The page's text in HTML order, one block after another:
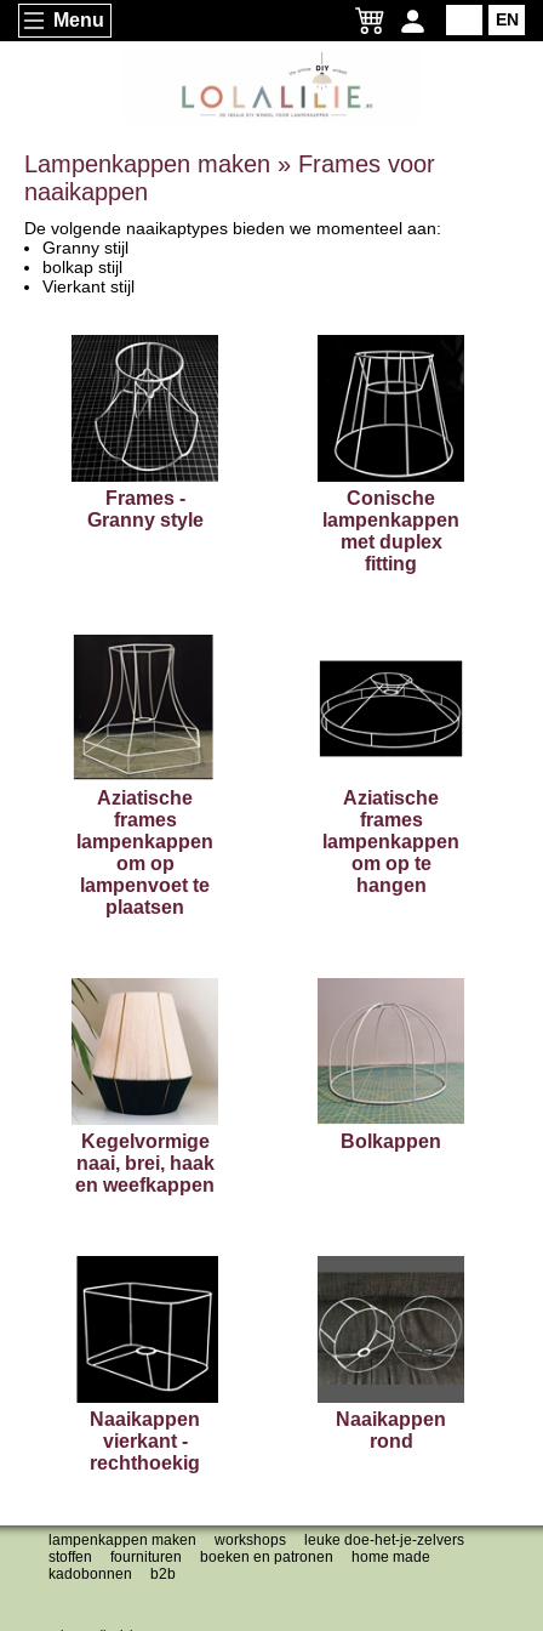
Menu EN
Lampenkappen maken » Frames voor
naaikappen
De volgende naaikaptypes bieden we momenteel aan:
Granny stijl
bolkap stijl
Vierkant stijl
Frames -
Granny style
Conische
lampenkappen
met duplex
fitting
Aziatische
frames
lampenkappen
om op
lampenvoet te
plaatsen
Aziatische
frames
lampenkappen
om op te
hangen
Kegelvormige
naai, brei, haak
en weefkappen
Bolkappen
Naaikappen
vierkant -
rechthoekig
Naaikappen
rond
lampenkappen maken workshops
leuke doe-het-je-zelvers
stoffen
fournituren boeken en patronen
home made
kadobonnen
b2b